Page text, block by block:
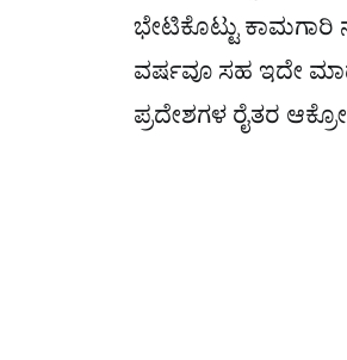
ಭೇಟಿಕೊಟ್ಟು
ವರ್ಷವೂ ಸಹ ಇದೇ
ಪ್ರದೇಶಗಳ ರೈತರ